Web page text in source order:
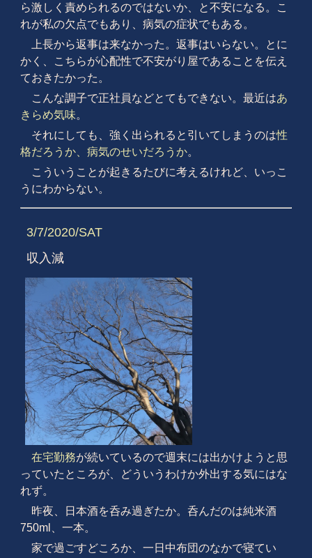
ら激しく責められるのではないか、と不安になる。こ
れが私の欠点でもあり、病気の症状でもある。
上長から返事は来なかった。返事はいらない。とに
かく、こちらが心配性で不安がり屋であることを伝え
ておきたかった。
こんな調子で正社員などとてもできない。最近はあ
きらめ気味。
それにしても、強く出られると引いてしまうのは性
格だろうか、病気のせいだろうか。
こういうことが起きるたびに考えるけれど、いっこ
うにわからない。
3/7/2020/SAT
収入減
在宅勤務が続いているので週末には出かけようと思
っていたところが、どういうわけか外出する気にはな
れず。
昨夜、日本酒を呑み過ぎたか。呑んだのは純米酒
750ml、一本。
家で過ごすどころか、一日中布団のなかで寝てい